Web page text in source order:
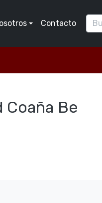
Contacto
Coaña Be